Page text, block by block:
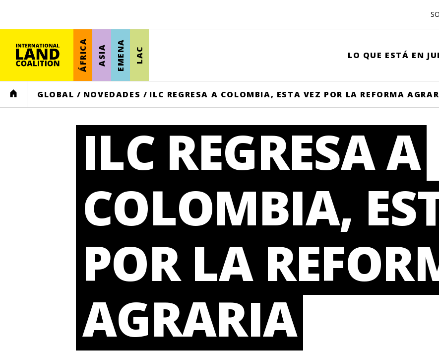
ÁFRICA ASIA EMENA LAC LO QUE ESTÁ EN
HOME GLOBAL / NOVEDADES / ILC REGRESA A COLOMBIA, ESTA VEZ POR LA REFORMA
ILC REGRESA A
COLOMBIA,
POR LA
AGRARIA